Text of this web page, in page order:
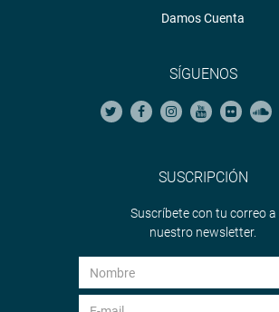
Damos Cuenta
SÍGUENOS
SUSCRIPCIÓN
Suscríbete con tu correo a
nuestro newsletter.